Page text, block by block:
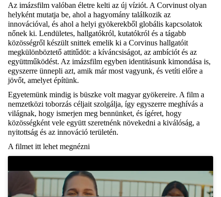
Az imázsfilm valóban életre kelti az új víziót. A Corvinust olyan
helyként mutatja be, ahol a hagyomány találkozik az
innovációval, és ahol a helyi gyökerekből globális kapcsolatok
nőnek ki. Lendületes, hallgatókról, kutatókról és a tágabb
közösségről készült snittek emelik ki a Corvinus hallgatóit
megkülönböztető attitűdöt: a kíváncsiságot, az ambíciót és az
együttműködést. Az imázsfilm egyben identitásunk kimondása is,
egyszerre ünnepli azt, amik már most vagyunk, és vetíti előre a
jövőt, amelyet építünk.
Egyetemünk mindig is büszke volt magyar gyökereire. A film a
nemzetközi toborzás céljait szolgálja, így egyszerre meghívás a
világnak, hogy ismerjen meg bennünket, és ígéret, hogy
közösségként vele együtt szeretnénk növekedni a kiválóság, a
nyitottság és az innováció területén.
A filmet itt lehet megnézni